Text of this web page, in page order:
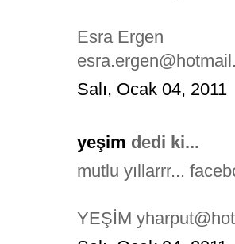
Esra Ergen
Salı, Ocak 04, 2011
yeşim dedi ki...
mutlu yıllarrr...
YEŞİM